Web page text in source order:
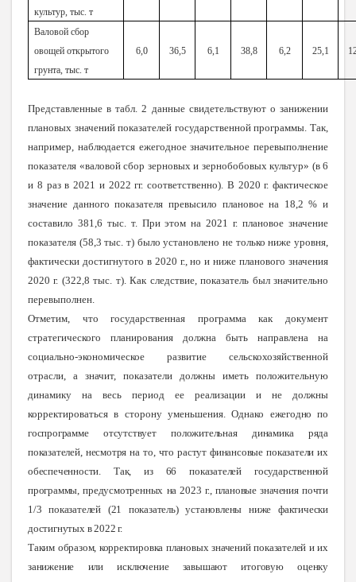
культур, тыс. т
Валовой сбор
овощей открытого
грунта, тыс. т
6,0 36,5 6,1 38,8 6,2 25,1
Представленные в табл. 2 данные свидетельствуют о занижении
плановых значений показателей государственной программы. Так,
например, наблюдается ежегодное значительное перевыполнение
показателя «валовой сбор зерновых и зернобобовых культур» (в 6
и 8 раз в 2021 и 2022 гг. соответственно). В 2020 г. фактическое
значение данного показателя превысило плановое на 18,2 % и
составило 381,6 тыс. т. При этом на 2021 г. плановое значение
показателя (58,3 тыс. т) было установлено не только ниже уровня,
фактически достигнутого в 2020 г., но и ниже планового значения
2020 г. (322,8 тыс. т). Как следствие, показатель был значительно
перевыполнен.
Отметим, что государственная программа как документ
стратегического планирования должна быть направлена на
социально-экономическое развитие сельскохозяйственной
отрасли, а значит, показатели должны иметь положительную
динамику на весь период ее реализации и не должны
корректироваться в сторону уменьшения. Однако ежегодно по
госпрограмме отсутствует положительная динамика ряда
показателей, несмотря на то, что растут финансовые показатели их
обеспеченности. Так, из 66 показателей государственной
программы, предусмотренных на 2023 г., плановые значения почти
1/3 показателей (21 показатель) установлены ниже фактически
достигнутых в 2022 г.
Таким образом, корректировка плановых значений показателей и их
занижение или исключение завышают итоговую оценку